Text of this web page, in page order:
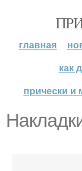
главная
как
прически и